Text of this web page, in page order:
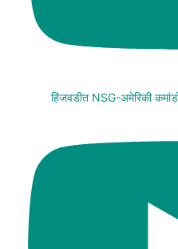
हिंजवडीत NSG-अमेरिकी